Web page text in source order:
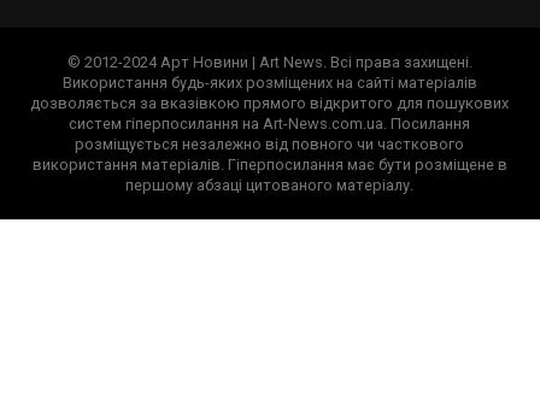
© 2012-2024 Арт Новини | Art News. Всі права захищені.
Використання будь-яких розміщених на сайті матеріалів
дозволяється за вказівкою прямого відкритого для пошукових
систем гіперпосилання на Art-News.com.ua. Посилання
розміщується незалежно від повного чи часткового
використання матеріалів. Гіперпосилання має бути розміщене в
першому абзаці цитованого матеріалу.